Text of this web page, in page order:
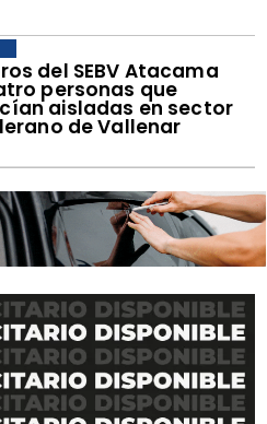
del SEBV Atacama
personas que
aisladas en sector
de Vallenar